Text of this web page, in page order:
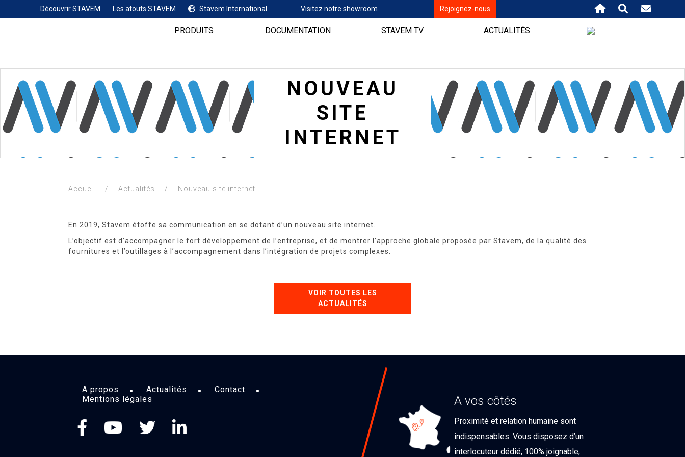
Découvrir STAVEM Les atouts STAVEM Stavem International Rejoignez-nous
Visitez notre showroom
PRODUITS DOCUMENTATION STAVEM TV ACTUALITÉS
NOUVEAU
SITE
INTERNET
Accueil / Actualités / Nouveau site internet
En 2019, Stavem étoffe sa communication en se dotant d’un nouveau site internet.
L’objectif est d’accompagner le fort développement de l’entreprise, et de montrer l’approche globale proposée par Stavem, de la qualité des
fournitures et l’outillages à l’accompagnement dans l’intégration de projets complexes.
VOIR TOUTES LES
ACTUALITÉS
A propos Actualités
Contact
Mentions légales
A vos côtés
Proximité et relation humaine sont
indispensables. Vous disposez d’un
interlocuteur dédié, 100% joignable,